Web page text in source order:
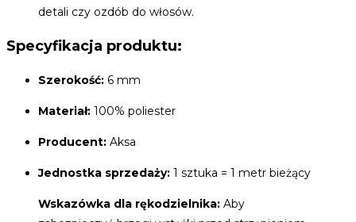
detali czy ozdób do włosów.
Specyfikacja produktu:
Szerokość: 6 mm
Materiał: 100% poliester
Producent: Aksa
Jednostka sprzedaży: 1 sztuka = 1 metr bieżący
Wskazówka dla rękodzielnika: Aby